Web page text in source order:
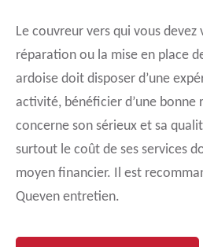
Le couvreur vers qui vous devez
réparation ou la mise en place
ardoise doit disposer d’une
activité, bénéficier d’une bonne
concerne son sérieux et sa
surtout le coût de ses services
moyen financier. Il est
Queven entretien.